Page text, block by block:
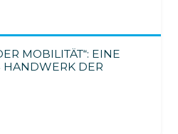
MOBILITÄT“: EINE
HANDWERK DER